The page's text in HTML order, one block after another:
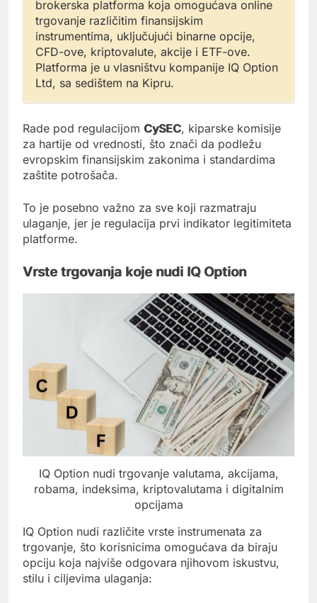
brokerska platforma koja omogućava online
trgovanje različitim finansijskim
instrumentima, uključujući binarne opcije,
CFD-ove, kriptovalute, akcije i ETF-ove.
Platforma je u vlasništvu kompanije IQ Option
Ltd, sa sedištem na Kipru.
Rade pod regulacijom CySEC, kiparske komisije
za hartije od vrednosti, što znači da podležu
evropskim finansijskim zakonima i standardima
zaštite potrošača.
To je posebno važno za sve koji razmatraju
ulaganje, jer je regulacija prvi indikator legitimiteta
platforme.
Vrste trgovanja koje nudi IQ Option
IQ Option nudi trgovanje valutama, akcijama,
robama, indeksima, kriptovalutama i digitalnim
opcijama
IQ Option nudi različite vrste instrumenata za
trgovanje, što korisnicima omogućava da biraju
opciju koja najviše odgovara njihovom iskustvu,
stilu i ciljevima ulaganja: